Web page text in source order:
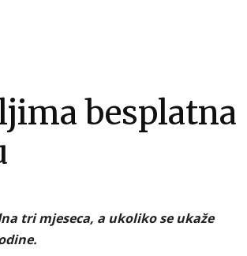
besplatna
tri mjeseca, a ukoliko se ukaže